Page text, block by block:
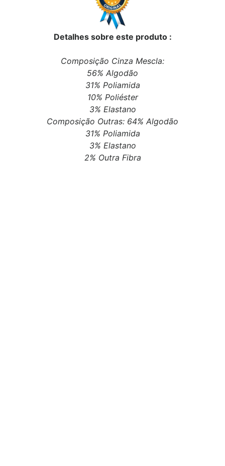
Detalhes sobre este produto :
Composição Cinza Mescla:
56% Algodão
31% Poliamida
10% Poliéster
3% Elastano
Composição Outras: 64% Algodão
31% Poliamida
3% Elastano
2% Outra Fibra